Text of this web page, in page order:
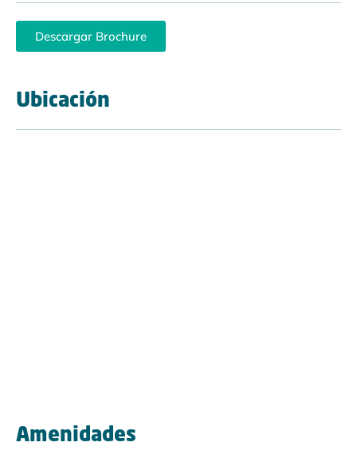
Descargar Brochure
Ubicación
Amenidades